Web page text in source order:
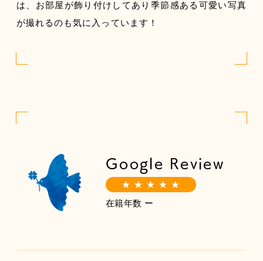
は、お部屋が飾り付けしてあり季節感ある可愛い写真
が撮れるのも気に入っています！
Google Review
★ ★ ★ ★ ★
在籍年数 ー